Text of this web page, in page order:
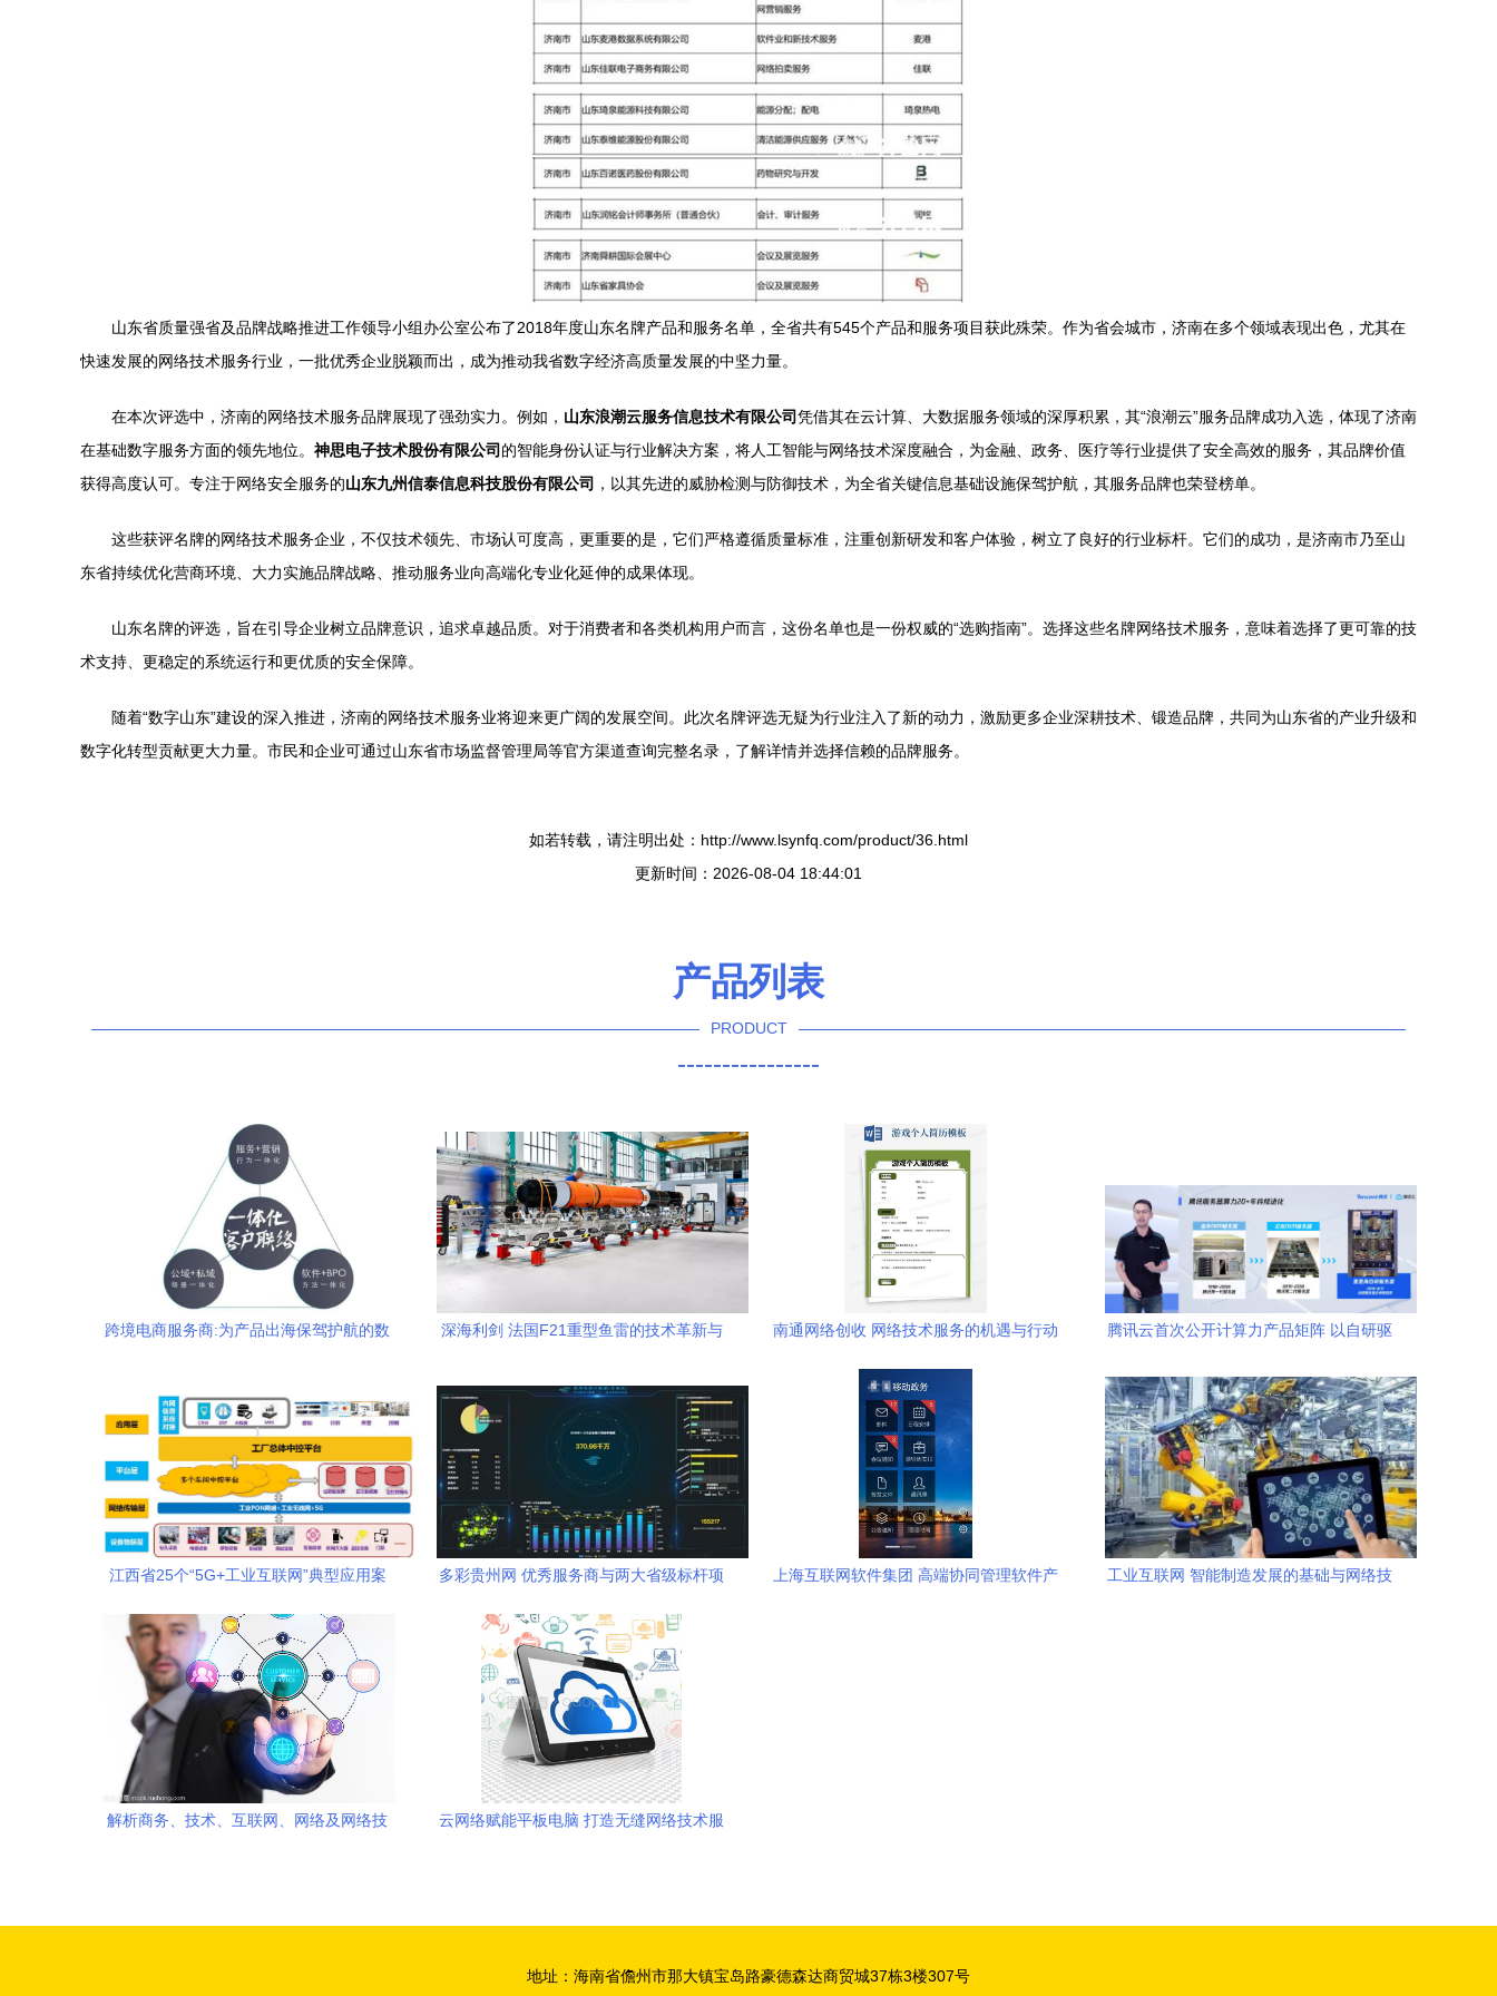
山东省质量强省及品牌战略推进工作领导小组办公室公布了2018年度山东名牌产品和服务名单，全省共有545个产品和服务项目获此殊荣。作为省会城市，济南在多个领域表现出色，尤其在
快速发展的网络技术服务行业，一批优秀企业脱颖而出，成为推动我省数字经济高质量发展的中坚力量。
在本次评选中，济南的网络技术服务品牌展现了强劲实力。例如， 山东浪潮云服务信息技术有限公司凭借其在云计算、大数据服务领域的深厚积累，其“浪潮云”服务品牌成功入选，体现了济南
在基础数字服务方面的领先地位。 神思电子技术股份有限公司 的智能身份认证与行业解决方案，将人工智能与网络技术深度融合，为金融、政务、医疗等行业提供了安全高效的服务，其品牌价值
获得高度认可。专注于网络安全服务的山东九州信泰信息科技股份有限公司 ，以其先进的威胁检测与防御技术，为全省关键信息基础设施保驾护航，其服务品牌也荣登榜单。
这些获评名牌的网络技术服务企业，不仅技术领先、市场认可度高，更重要的是，它们严格遵循质量标准，注重创新研发和客户体验，树立了良好的行业标杆。它们的成功，是济南市乃至山
东省持续优化营商环境、大力实施品牌战略、推动服务业向高端化专业化延伸的成果体现。
山东名牌的评选，旨在引导企业树立品牌意识，追求卓越品质。对于消费者和各类机构用户而言，这份名单也是一份权威的“选购指南”。选择这些名牌网络技术服务，意味着选择了更可靠的技
术支持、更稳定的系统运行和更优质的安全保障。
随着“数字山东”建设的深入推进，济南的网络技术服务业将迎来更广阔的发展空间。此次名牌评选无疑为行业注入了新的动力，激励更多企业深耕技术、锻造品牌，共同为山东省的产业升级和
数字化转型贡献更大力量。市民和企业可通过山东省市场监督管理局等官方渠道查询完整名录，了解详情并选择信赖的品牌服务。
如若转载，请注明出处：http://www.lsynfq.com/product/36.html
更新时间：2026-08-04 18:44:01
产品列表
PRODUCT
----------------
跨境电商服务商:为产品出海保驾护航的数
深海利剑 法国F21重型鱼雷的技术革新与
南通网络创收 网络技术服务的机遇与行动
腾讯云首次公开计算力产品矩阵 以自研驱
江西省25个“5G+工业互联网”典型应用案
多彩贵州网 优秀服务商与两大省级标杆项
上海互联网软件集团 高端协同管理软件产
工业互联网 智能制造发展的基础与网络技
解析商务、技术、互联网、网络及网络技
云网络赋能平板电脑 打造无缝网络技术服
地址：海南省儋州市那大镇宝岛路豪德森达商贸城37栋3楼307号